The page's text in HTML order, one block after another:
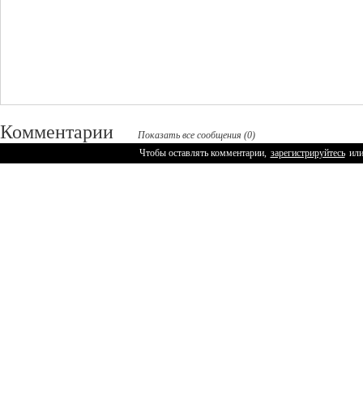
Комментарии
Показать все сообщения (0)
Чтобы оставлять комментарии, зарегистрируйтесь или